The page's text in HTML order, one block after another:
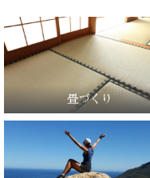
畳づくり